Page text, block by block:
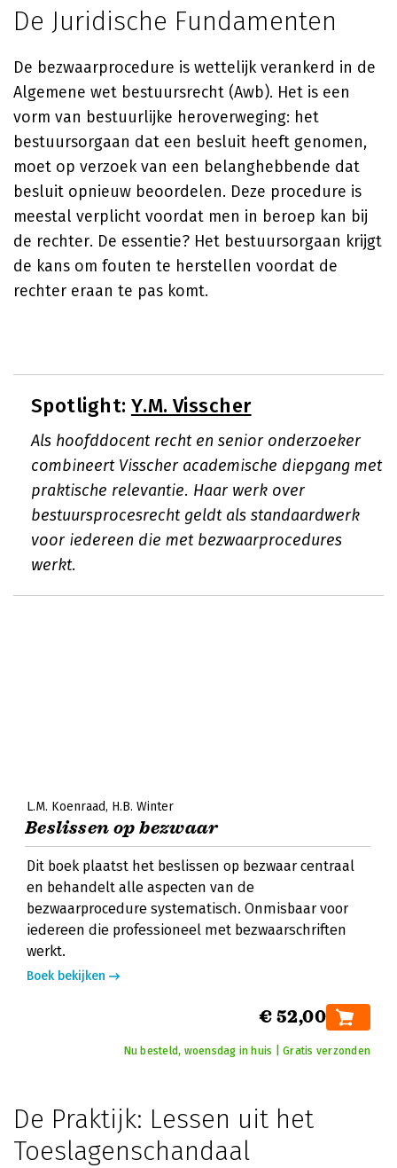
De Juridische Fundamenten
De bezwaarprocedure is wettelijk verankerd in de
Algemene wet bestuursrecht (Awb). Het is een
vorm van bestuurlijke heroverweging: het
bestuursorgaan dat een besluit heeft genomen,
moet op verzoek van een belanghebbende dat
besluit opnieuw beoordelen. Deze procedure is
meestal verplicht voordat men in beroep kan bij
de rechter. De essentie? Het bestuursorgaan krijgt
de kans om fouten te herstellen voordat de
rechter eraan te pas komt.
Spotlight: Y.M. Visscher
Als hoofddocent recht en senior onderzoeker
combineert Visscher academische diepgang met
praktische relevantie. Haar werk over
bestuursprocesrecht geldt als standaardwerk
voor iedereen die met bezwaarprocedures
werkt.
L.M. Koenraad H.B. Winter
Beslissen op bezwaar
Dit boek plaatst het beslissen op bezwaar centraal
en behandelt alle aspecten van de
bezwaarprocedure systematisch. Onmisbaar voor
iedereen die professioneel met bezwaarschriften
werkt.
Boek bekijken
€ 52,00
Nu besteld, woensdag in huis | Gratis verzonden
De Praktijk: Lessen uit het
Toeslagenschandaal